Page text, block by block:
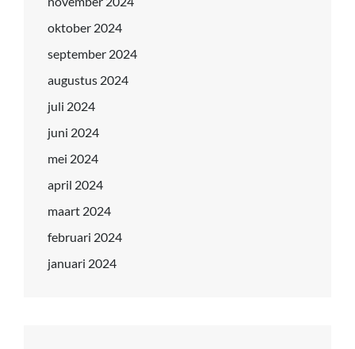
oktober 2024
september 2024
augustus 2024
juli 2024
juni 2024
mei 2024
april 2024
maart 2024
februari 2024
januari 2024